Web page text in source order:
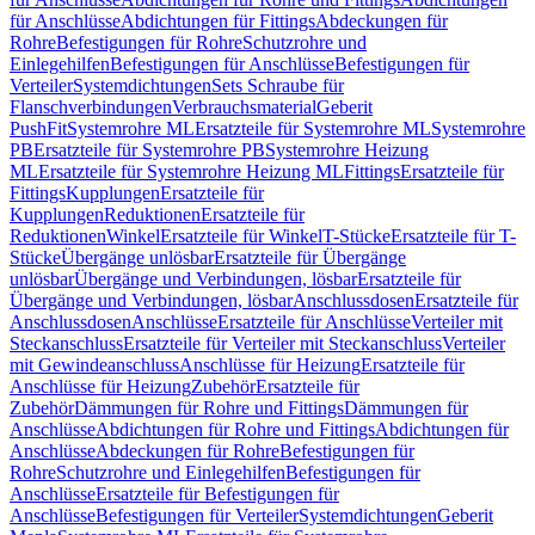
für AnschlüsseAbdichtungen für FittingsAbdeckungen für
RohreBefestigungen für RohreSchutzrohre und
EinlegehilfenBefestigungen für AnschlüsseBefestigungen für
VerteilerSystemdichtungenSets Schraube für
FlanschverbindungenVerbrauchsmaterialGeberit
PushFitSystemrohre MLErsatzteile für Systemrohre MLSystemrohre
PBErsatzteile für Systemrohre PBSystemrohre Heizung
MLErsatzteile für Systemrohre Heizung MLFittingsErsatzteile für
FittingsKupplungenErsatzteile für
KupplungenReduktionenErsatzteile für
ReduktionenWinkelErsatzteile für WinkelT-StückeErsatzteile für T-
StückeÜbergänge unlösbarErsatzteile für Übergänge
unlösbarÜbergänge und Verbindungen, lösbarErsatzteile für
Übergänge und Verbindungen, lösbarAnschlussdosenErsatzteile für
AnschlussdosenAnschlüsseErsatzteile für AnschlüsseVerteiler mit
SteckanschlussErsatzteile für Verteiler mit SteckanschlussVerteiler
mit GewindeanschlussAnschlüsse für HeizungErsatzteile für
Anschlüsse für HeizungZubehörErsatzteile für
ZubehörDämmungen für Rohre und FittingsDämmungen für
AnschlüsseAbdichtungen für Rohre und FittingsAbdichtungen für
AnschlüsseAbdeckungen für RohreBefestigungen für
RohreSchutzrohre und EinlegehilfenBefestigungen für
AnschlüsseErsatzteile für Befestigungen für
AnschlüsseBefestigungen für VerteilerSystemdichtungenGeberit